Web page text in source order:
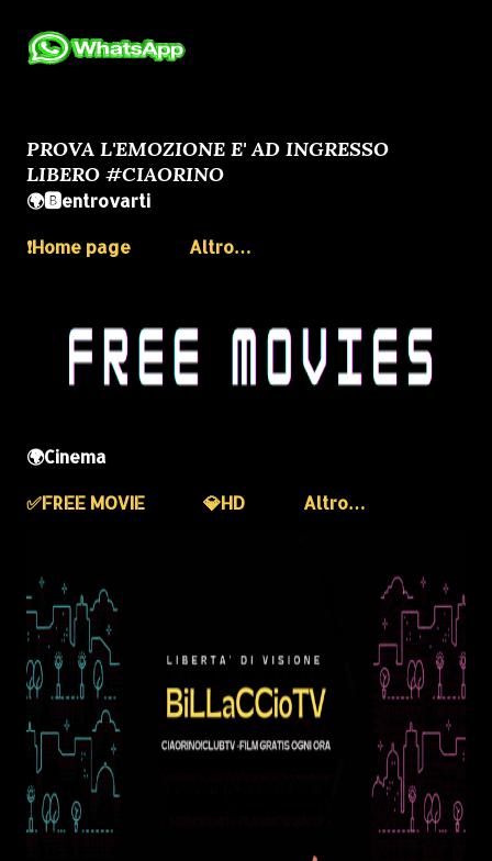
PROVA L'EMOZIONE E' AD INGRESSO
LIBERO #CIAORINO
🌍🅱️entrovarti
❗️Home page
Altro…
🌍Cinema
✅️FREE MOVIE
💎HD Altro…